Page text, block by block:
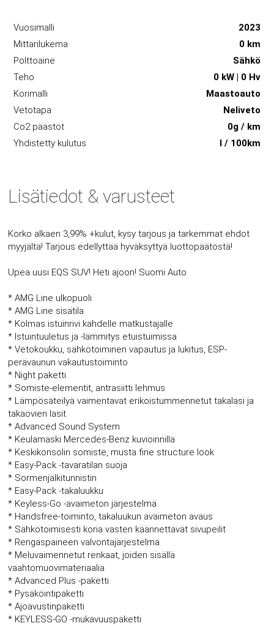
Vuosimalli
2023
Mittarilukema
0 km
Polttoaine
Sähkö
Teho
0 kW | 0 Hv
Korimalli
Maastoauto
Vetotapa
Neliveto
Co2 päästöt
0g / km
Yhdistetty kulutus
l / 100km
Lisätiedot & varusteet
Korko alkaen 3,99% +kulut, kysy tarjous ja tarkemmat ehdot
myyjältä! Tarjous edellyttää hyväksyttyä luottopäätöstä!
Upea uusi EQS SUV! Heti ajoon! Suomi Auto
* AMG Line ulkopuoli
* AMG Line sisätila
* Kolmas istuinrivi kahdelle matkustajalle
* Istuintuuletus ja -lämmitys etuistuimissa
* Vetokoukku, sähkötoiminen vapautus ja lukitus, ESP-
perävaunun vakautustoiminto
* Night paketti
* Somiste-elementit, antrasiitti lehmus
* Lämpösäteilyä vaimentavat erikoistummennetut takalasi ja
takaovien lasit
* Advanced Sound System
* Keulamaski Mercedes-Benz kuvioinnilla
* Keskikonsolin somiste, musta fine structure look
* Easy-Pack -tavaratilan suoja
* Sormenjälkitunnistin
* Easy-Pack -takaluukku
* Keyless-Go -avaimeton järjestelmä
* Handsfree-toiminto, takaluukun avaimeton avaus
* Sähkötoimisesti koria vasten käännettävät sivupeilit
* Rengaspaineen valvontajärjestelmä
* Meluvaimennetut renkaat, joiden sisällä
vaahtomuovimateriaalia
* Advanced Plus -paketti
* Pysäköintipaketti
* Ajoavustinpaketti
* KEYLESS-GO -mukavuuspaketti